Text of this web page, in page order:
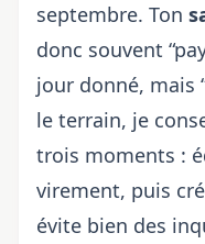
septembre. Ton
donc souvent
jour donné, mais
le terrain, je
trois moments :
virement, puis
évite bien des